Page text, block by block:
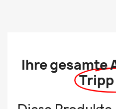
Ihre gesamte